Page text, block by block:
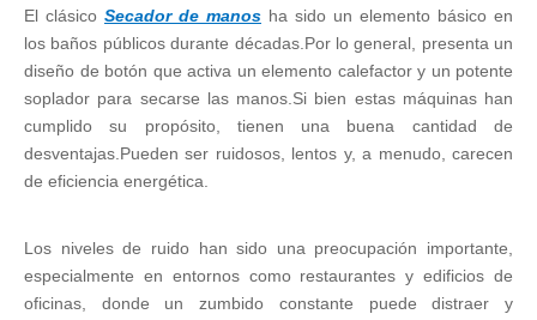
El clásico Secador de manos ha sido un elemento básico en
los baños públicos durante décadas.Por lo general, presenta un
diseño de botón que activa un elemento calefactor y un potente
soplador para secarse las manos.Si bien estas máquinas han
cumplido su propósito, tienen una buena cantidad de
desventajas.Pueden ser ruidosos, lentos y, a menudo, carecen
de eficiencia energética.
Los niveles de ruido han sido una preocupación importante,
especialmente en entornos como restaurantes y edificios de
oficinas, donde un zumbido constante puede distraer y